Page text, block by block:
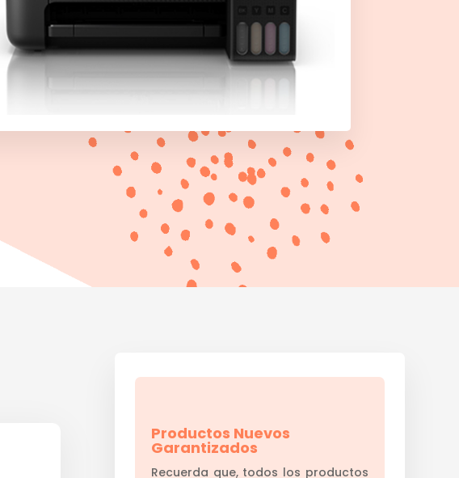
Productos Nuevos
Garantizados
Recuerda que, todos los productos